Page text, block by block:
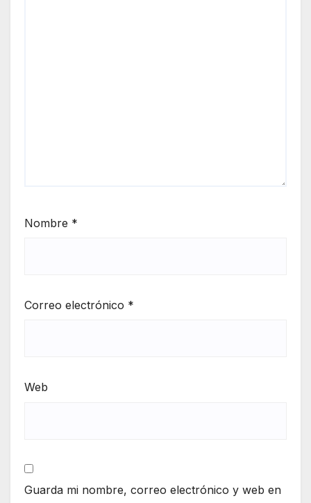
Nombre *
Correo electrónico *
Web
Guarda mi nombre, correo electrónico y web en